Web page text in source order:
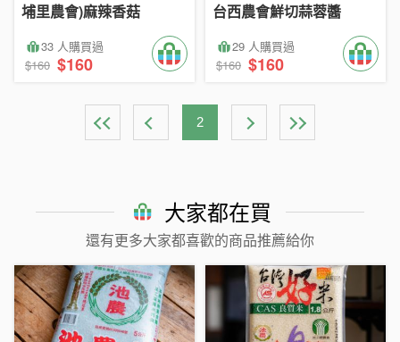
埔里農會)麻辣香菇
33 人購買過
$160 $160
台西農會鮮切蒜蓉醬
29 人購買過
$160 $160
2
大家都在買
還有更多大家都喜歡的商品推薦給你